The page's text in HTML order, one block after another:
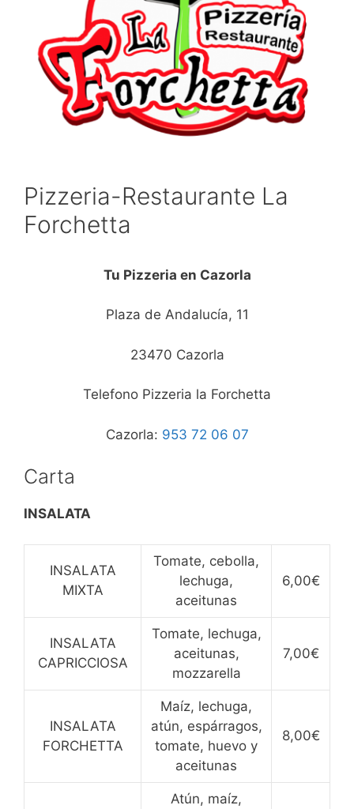
Pizzeria-Restaurante La
Forchetta
Tu Pizzeria en Cazorla
Plaza de Andalucía, 11
23470 Cazorla
Telefono Pizzeria la Forchetta
Cazorla: 953 72 06 07
Carta
INSALATA
INSALATA
MIXTA
Tomate, cebolla,
lechuga,
aceitunas
6,00€
INSALATA
CAPRICCIOSA
Tomate, lechuga,
aceitunas,
mozzarella
7,00€
INSALATA
FORCHETTA
Maíz, lechuga,
atún, espárragos,
tomate, huevo y
aceitunas
8,00€
Atún, maíz,